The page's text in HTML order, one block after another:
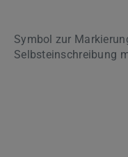
Symbol zur
Selbsteinschreibung